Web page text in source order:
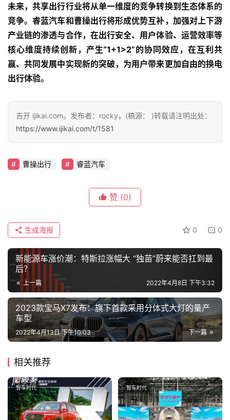
未来，共享出行行业将从单一维度的竞争转换到生态体系的
竞争。睿蓝汽车和曹操出行将形成优势互补，加强对上下游
产业链的渗透与合作，在出行安全、用户体验、运营效率等
核心维度持续创新，产生“1+1>2”的协同效应，在互利共
赢、共同发展中实现新的突破，为用户带来更加自由的换电
出行体验。
吉开 ijikai.com。发布者：rocky，(稿源： )转载请注明出处：
https://www.ijikai.com/t/1581
曹操出行 睿蓝汽车
赞 (0)
0 0
生成海报
新能源车涨价潮：特斯拉涨幅大 “独苗”蔚来能否扛到最
后？
上一篇 2022年4月8日 下午3:32
2023款宝马X7发布：旗下首款采用分体式大灯的量产
车型
下一篇
2022年4月13日 下午10:03
相关推荐
智车时代 智车时代